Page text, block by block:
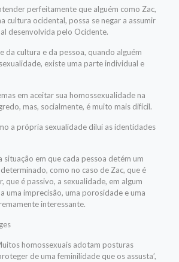
perfeitamente que alguém como Zac,
cultura ocidental, possa se negar a assumir
desenvolvida pelo Ocidente.
da cultura e da pessoa, quando alguém
existe uma parte individual e
em aceitar sua homossexualidade na
mas, socialmente, é muito mais difícil.
a própria sexualidade dilui as identidades
situação em que cada pessoa detém um
como no caso de Zac, que é
que é passivo, a sexualidade, em algum
uma imprecisão, uma porosidade e uma
interessante.
homossexuais adotam posturas
de uma feminilidade que os assusta’,